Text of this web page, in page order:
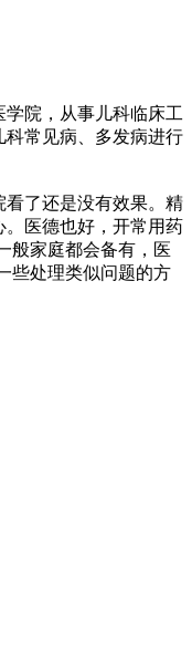
院，从事儿科临床工
科常见病、多发病进行
了还是没有效果。精
医德也好，开常用药
般家庭都会备有，医
些处理类似问题的方